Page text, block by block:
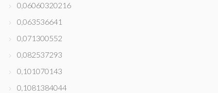
0,06060320216
0,063536641
0,071300552
0,082537293
0,101070143
0,1081384044